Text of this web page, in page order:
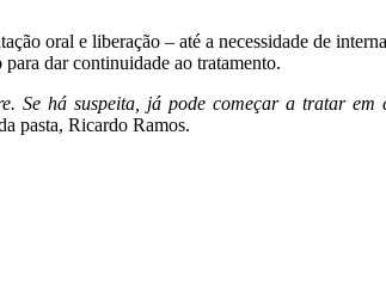
oral e liberação – até a necessidade de
dar continuidade ao tratamento.
Se há suspeita, já pode começar a tratar em
pasta, Ricardo Ramos.